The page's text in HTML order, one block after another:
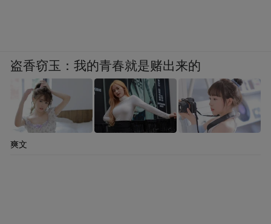
盗香窃玉：我的青春就是赌出来的
爽文